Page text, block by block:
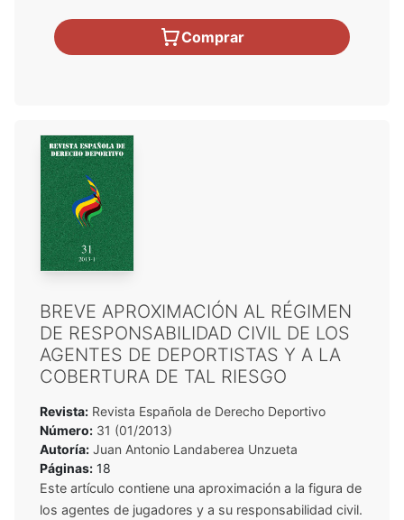
Comprar
BREVE APROXIMACIÓN AL RÉGIMEN
DE RESPONSABILIDAD CIVIL DE LOS
AGENTES DE DEPORTISTAS Y A LA
COBERTURA DE TAL RIESGO
Revista: Revista Española de Derecho Deportivo
Número: 31 (01/2013)
Autoría: Juan Antonio Landaberea Unzueta
Páginas: 18
Este artículo contiene una aproximación a la figura de
los agentes de jugadores y a su responsabilidad civil.